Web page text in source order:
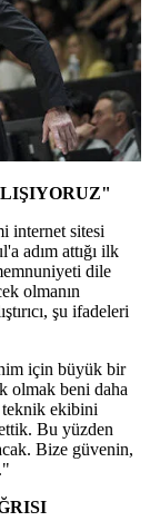
internet sitesi
adım attığı ilk
dile
olmanın
şu ifadeleri
için büyük bir
olmak beni daha
teknik ekibini
Bu yüzden
Bize güvenin,